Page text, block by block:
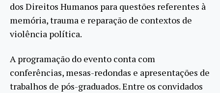
dos Direitos Humanos para questões referentes à
memória, trauma e reparação de contextos de
violência política.
A programação do evento conta com
conferências, mesas-redondas e apresentações de
trabalhos de pós-graduados. Entre os convidados